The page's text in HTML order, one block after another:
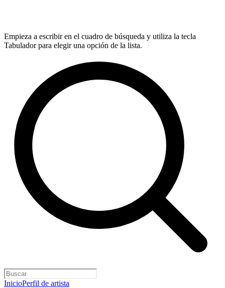
Empieza a escribir en el cuadro de búsqueda y utiliza la tecla
Tabulador para elegir una opción de la lista.
InicioPerfil de artista